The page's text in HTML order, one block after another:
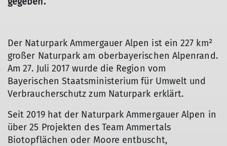
Der Naturpark Ammergauer Alpen ist ein 227 km²
großer Naturpark am oberbayerischen Alpenrand.
Am 27. Juli 2017 wurde die Region vom
Bayerischen Staatsministerium für Umwelt und
Verbraucherschutz zum Naturpark erklärt.
Seit 2019 hat der Naturpark Ammergauer Alpen in
über 25 Projekten des Team Ammertals
Biotopflächen oder Moore entbuscht,